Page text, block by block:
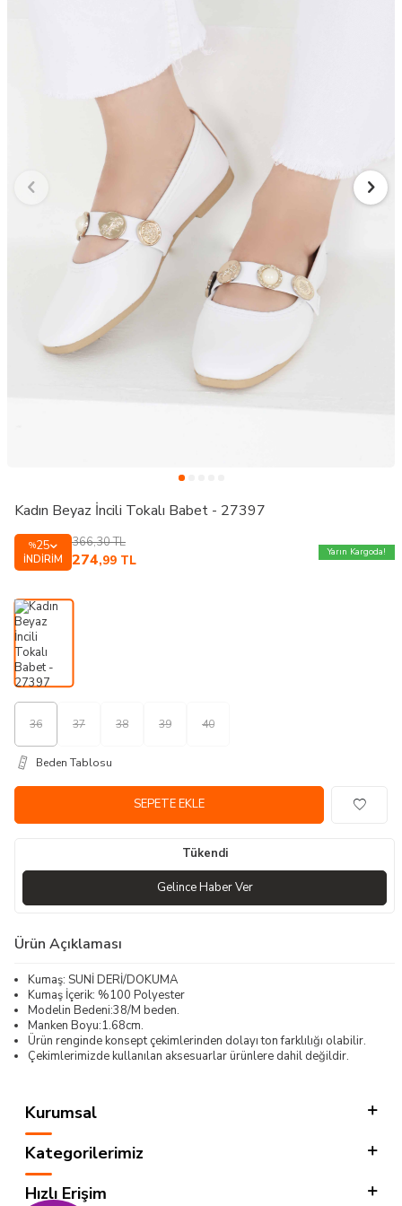
Kadın Beyaz İncili Tokalı Babet - 27397
%25
İNDIRIM
366,30TL
274,99 TL
Yarın Kargoda!
36 37 38 39 40
Beden Tablosu
SEPETE EKLE
Tükendi
Gelince Haber Ver
Ürün Açıklaması
Kumaş: SUNİ DERİ/DOKUMA
Kumaş İçerik: %100 Polyester
Modelin Bedeni:38/M beden.
Manken Boyu:1.68cm.
Ürün renginde konsept çekimlerinden dolayı ton farklılığı olabilir.
Çekimlerimizde kullanılan aksesuarlar ürünlere dahil değildir.
Kurumsal
Kategorilerimiz
Hızlı Erişim